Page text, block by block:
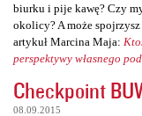
biurku i pije kawę? Czy
okolicy? A może
artykuł Marcina Maja:
perspektywy własnego
Checkpoint
08.09.2015